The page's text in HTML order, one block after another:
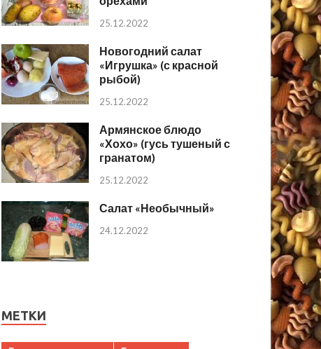
25.12.2022
Новогодний салат
«Игрушка» (с красной
рыбой)
25.12.2022
Армянское блюдо
«Хохо» (гусь тушеный с
гранатом)
25.12.2022
Салат «Необычный»
24.12.2022
МЕТКИ